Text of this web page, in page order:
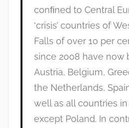
conﬁned to Central
‘crisis’ countries of
Falls of over 10 per
since 2008 have now
Austria, Belgium,
the Netherlands,
well as all countries
except Poland. In